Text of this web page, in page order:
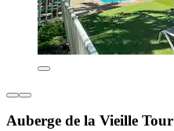
Auberge de la Vieille Tour